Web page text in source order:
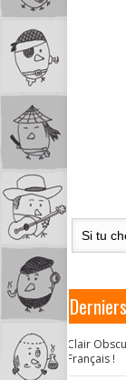
Clair
Français !